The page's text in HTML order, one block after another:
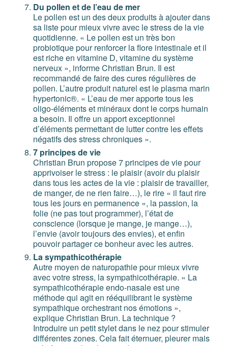
Du pollen et de l’eau de mer
Le pollen est un des deux produits à ajouter dans
sa liste pour mieux vivre avec le stress de la vie
quotidienne. « Le pollen est un très bon
probiotique pour renforcer la flore intestinale et il
est riche en vitamine D, vitamine du système
nerveux », informe Christian Brun. Il est
recommandé de faire des cures régulières de
pollen. L’autre produit naturel est le plasma marin
hypertonic®. « L’eau de mer apporte tous les
oligo-éléments et minéraux dont le corps humain
a besoin. Il offre un apport exceptionnel
d’éléments permettant de lutter contre les effets
négatifs des stress chroniques ».
7 principes de vie
Christian Brun propose 7 principes de vie pour
apprivoiser le stress : le plaisir (avoir du plaisir
dans tous les actes de la vie : plaisir de travailler,
de manger, de ne rien faire…), le rire « il faut rire
tous les jours en permanence », la passion, la
folie (ne pas tout programmer), l’état de
conscience (lorsque je mange, je mange…),
l’envie (avoir toujours des envies), et enfin
pouvoir partager ce bonheur avec les autres.
La sympathicothérapie
Autre moyen de naturopathie pour mieux vivre
avec votre stress, la sympathicothérapie. « La
sympathicothérapie endo-nasale est une
méthode qui agit en rééquilibrant le système
sympathique orchestrant nos émotions »,
explique Christian Brun. La technique ?
Introduire un petit stylet dans le nez pour stimuler
différentes zones. Cela fait éternuer, pleurer mais